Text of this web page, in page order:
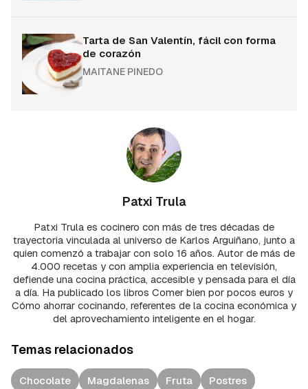
Tarta de San Valentín, fácil con forma
de corazón
MAITANE PINEDO
Patxi Trula
Patxi Trula es cocinero con más de tres décadas de
trayectoria vinculada al universo de Karlos Arguiñano, junto a
quien comenzó a trabajar con solo 16 años. Autor de más de
4.000 recetas y con amplia experiencia en televisión,
defiende una cocina práctica, accesible y pensada para el día
a día. Ha publicado los libros Comer bien por pocos euros y
Cómo ahorrar cocinando, referentes de la cocina económica y
del aprovechamiento inteligente en el hogar.
Temas relacionados
Chocolate Magdalenas Fruta Postres